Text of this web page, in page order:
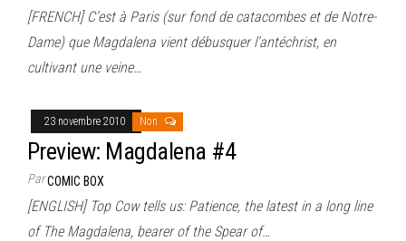
[FRENCH] C’est à Paris (sur fond de catacombes et de Notre-
Dame) que Magdalena vient débusquer l’antéchrist, en
cultivant une veine…
23 novembre 2010 Non
Preview: Magdalena #4
ParCOMIC BOX
[ENGLISH] Top Cow tells us: Patience, the latest in a long line
of The Magdalena, bearer of the Spear of…